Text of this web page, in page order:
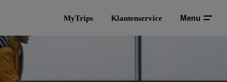
MyTrips Klantenservice Menu